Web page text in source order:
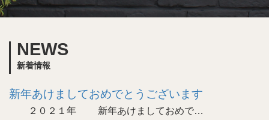
NEWS
新着情報
新年あけましておめでとうございます
２０２１年 新年あけましておめで…